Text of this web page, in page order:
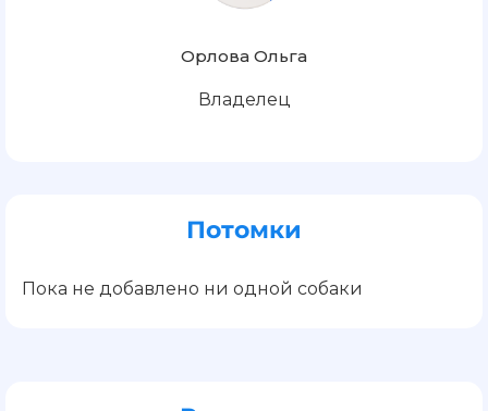
Орлова Ольга
Владелец
Потомки
Пока не добавлено ни одной собаки